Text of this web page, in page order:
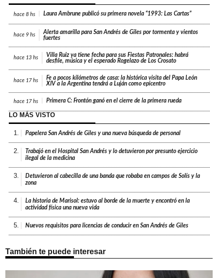
hace 8 hs Laura Ambrune publicó su primera novela “1993: Las Cartas”
hace 9 hs
Alerta amarilla para San Andrés de Giles por tormenta y vientos
fuertes
hace 13 hs
Villa Ruiz ya tiene fecha para sus Fiestas Patronales: habrá
desfile, música y el esperado Rogelazo de Los Crosato
hace 17 hs
Fe a pocos kilómetros de casa: la histórica visita del Papa León
XIV a la Argentina tendrá a Luján como epicentro
hace 17 hs Primera C: Frontón ganó en el cierre de la primera rueda
LO MÁS VISTO
1. Papelera San Andrés de Giles y una nueva búsqueda de personal
2.
Trabajó en el Hospital San Andrés y lo detuvieron por presunto ejercicio
ilegal de la medicina
3.
Detuvieron al cabecilla de una banda que robaba en campos de Solís y la
zona
4.
La historia de Marisol: estuvo al borde de la muerte y encontró en la
actividad física una nueva vida
5. Nuevos requisitos para licencias de conducir en San Andrés de Giles
También te puede interesar